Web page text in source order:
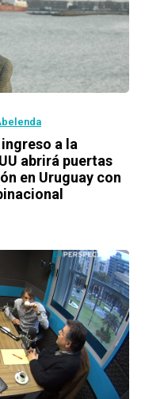
a la
abrirá puertas
en Uruguay con